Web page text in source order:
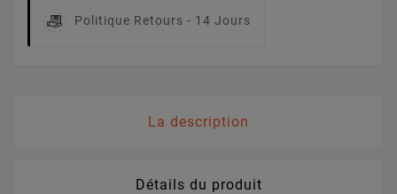
Politique Retours - 14 Jours
La description
Détails du produit